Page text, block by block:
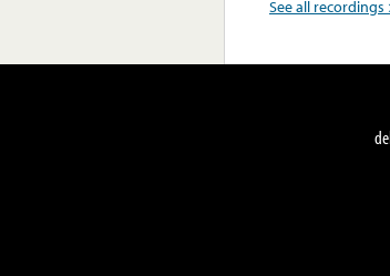
See all recordings